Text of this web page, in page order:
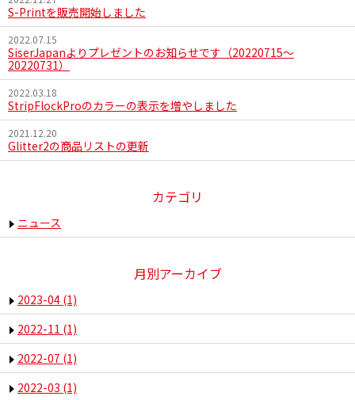
S-Printを販売開始しました
2022.07.15
SiserJapanよりプレゼントのお知らせです（20220715～
20220731）
2022.03.18
StripFlockProのカラーの表示を増やしました
2021.12.20
Glitter2の商品リストの更新
カテゴリ
ニュース
月別アーカイブ
2023-04 (1)
2022-11 (1)
2022-07 (1)
2022-03 (1)